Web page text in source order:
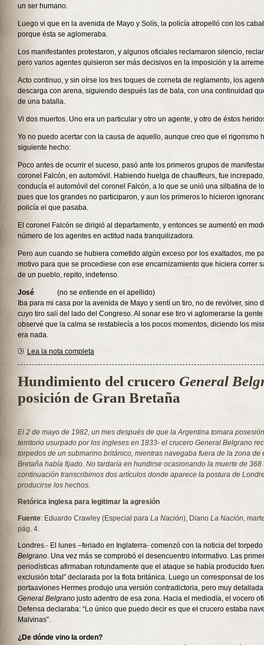
un ser humano.
Luego vi que en la avenida de Mayo y Solís, la policía atropelló con los
porque ésta se aglomeraba.
Los manifestantes protestaron, y algunos oficiales reclamaron silencio,
pero varios agentes quisieron ser más decisivos en la imposición y la
Acto continuo, y sin oírse los tres toques de corneta de reglamento, los
descarga con arena, siguiendo después las de bala, con una continuidad
de una batalla.
Vi dos muertos. Uno era un particular y otro un agente, y otro de éstos
Yo no puedo acertar con la causa de aquello, aunque creo que el rigorismo
siguiente hecho:
Poco antes de ocurrir el suceso, pasó ante los primeros grupos de
coronel Falcón, en automóvil. Habiendo huelga de chauffeurs, fue
conducía el automóvil del coronel Falcón, a lo que se unió una silbatina de
pues que los grandes no participaron, y aun los primeros lo hicieron
policía el que pasaba.
El coronel Falcón se dirigió al departamento, y entonces se aumentó en
número de los agentes en actitud nada tranquilizadora.
Pero aun cuando se hubiera cometido algún exceso por los exaltados, me
motivo para que se procediese con ese encarnizamiento que hiciera correr
de un pueblo, repito, indefenso.
José (no se entiende en el apellido)
Iba para mi casa por la avenida de Mayo y sentí un tiro, no de revólver, sino
cuyo tiro salí del lado del Congreso. Al sonar ese tiro vi aglomerarse la
observé que la calma se restablecía a los pocos momentos, diciendo los
era nada.
Lea la nota completa
Hundimiento del crucero General
posición de Gran Bretaña
El 2 de mayo de 1982, un mes después de que la Argentina tomara
territorio usurpado por los ingleses en 1833- el crucero General Belgrano
torpedos de un submarino británico, mientras navegaba fuera de la zona de
Bretaña había fijado. No tardaría en hundirse ocasionando la muerte de 368
continuación transcribimos dos artículos donde aparece la postura de
producirse los hechos.
Retórica inglesa para legitimar la agresión
Fuente: Eduardo Crawley (Especial para La Nación), Diario La Nación,
pág. 4.
Londres.- El lunes –feriado en Inglaterra- comenzó con la noticia del
Belgrano. Una vez más se comprobó el desencuentro informativo. Las
periodísticas afirmaban rotundamente que el ataque se había producido
exclusión total” declarada por la flota británica. Luego un corresponsal de
portaaviones Hermes produjo una versión contradictoria, pero muy
General Belgrano justo adentro de esa zona. Hacia el mediodía, el vocero
Defensa declaraba: “Lo único que puedo decir es que el crucero estaba
Malvinas”.
¿De dónde vino la orden?